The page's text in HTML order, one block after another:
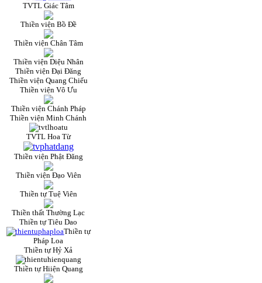
TVTL Giác Tâm
Thiền viện Bồ Đề
Thiền viện Chân Tâm
Thiền viện Diệu Nhân
Thiền viện Đại Đăng
Thiền viện Quang Chiếu
Thiền viện Vô Ưu
Thiền viện Chánh Pháp
Thiền viện Minh Chánh
TVTL Hoa Từ
Thiền viện Phật Đăng
Thiền viện Đạo Viên
Thiền tự Tuệ Viên
Thiền thất Thường Lạc
Thiền tự Tiêu Dao
Thiền tự
Pháp Loa
Thiền tự Hỷ Xả
Thiền tự Hiiện Quang